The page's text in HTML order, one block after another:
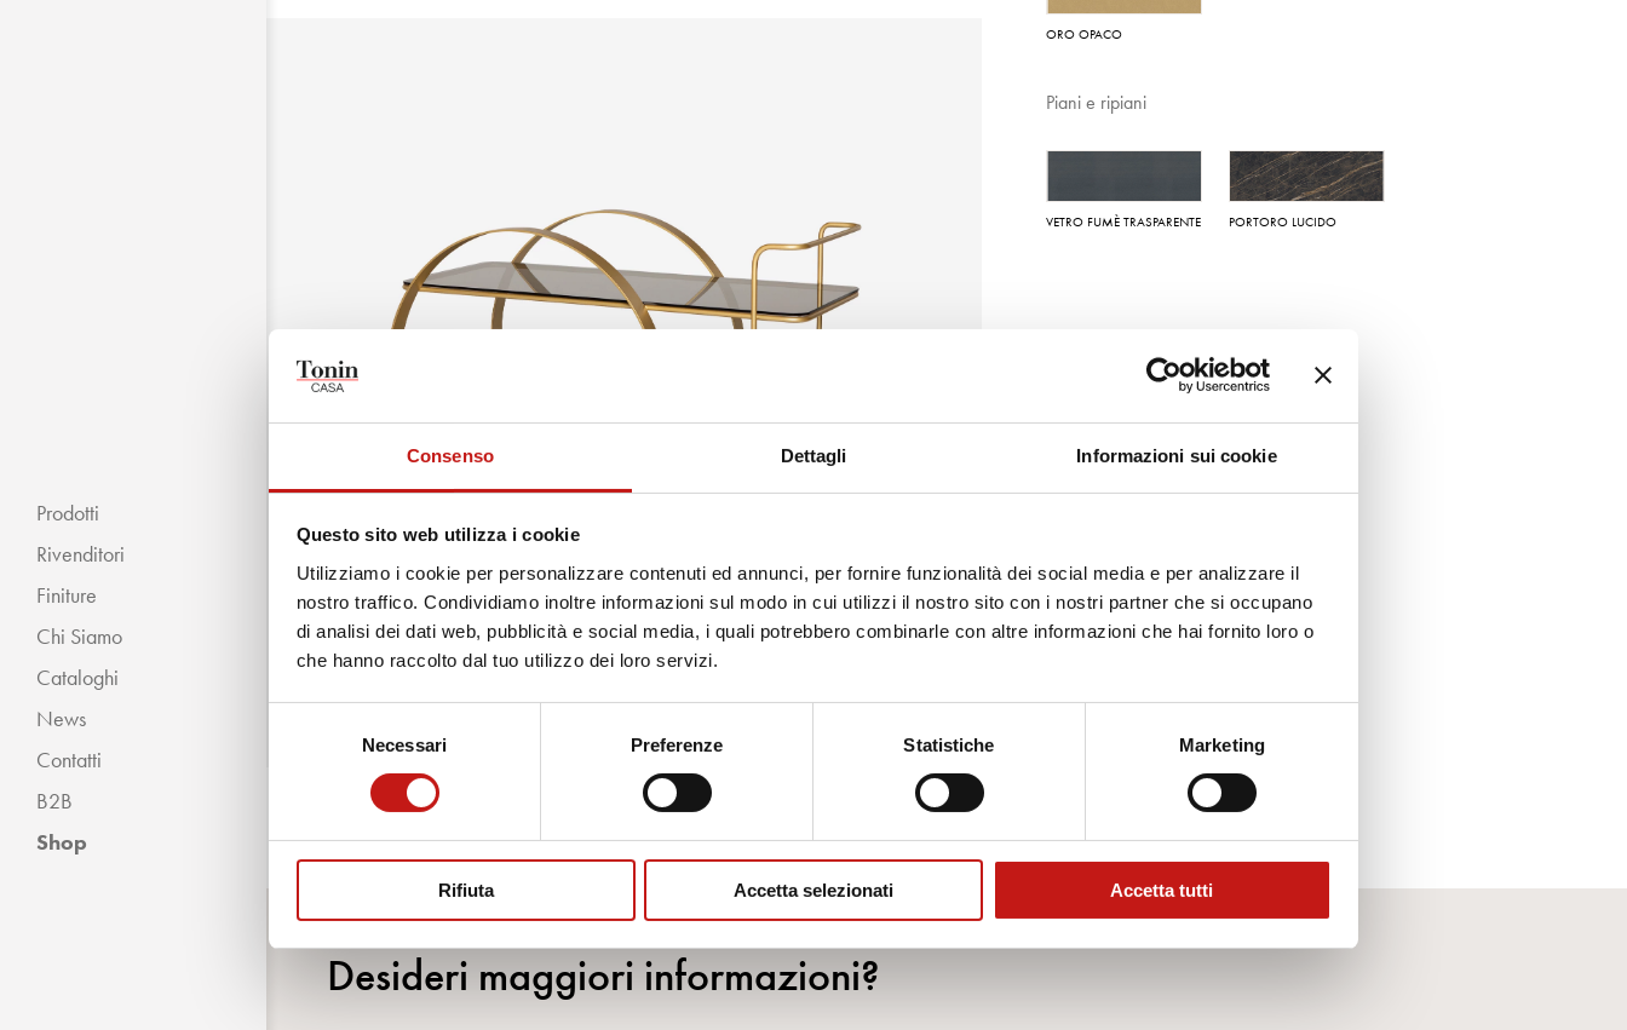
Consenso Dettagli Informazioni sui cookie
Questo sito web utilizza i cookie
Utilizziamo i cookie per personalizzare contenuti ed annunci, per fornire funzionalità dei social media e per analizzare il
nostro traffico. Condividiamo inoltre informazioni sul modo in cui utilizzi il nostro sito con i nostri partner che si occupano
di analisi dei dati web, pubblicità e social media, i quali potrebbero combinarle con altre informazioni che hai fornito loro o
che hanno raccolto dal tuo utilizzo dei loro servizi.
Necessari Preferenze Statistiche Marketing
Rifiuta Accetta selezionati Accetta tutti
Prodotti
Rivenditori
Finiture
Chi Siamo
Cataloghi
News
Contatti
B2B
Shop
« INDIETRO
ORO OPACO
Piani e ripiani
VETRO FUMÈ TRASPARENTE PORTORO LUCIDO
Desideri maggiori informazioni?